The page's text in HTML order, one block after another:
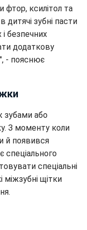
фтор, ксилітол та
дитячі зубні пасти
безпечних
додаткову
- пояснює
зубами або
З моменту коли
й появився
спеціального
спеціальні
міжзубні щітки